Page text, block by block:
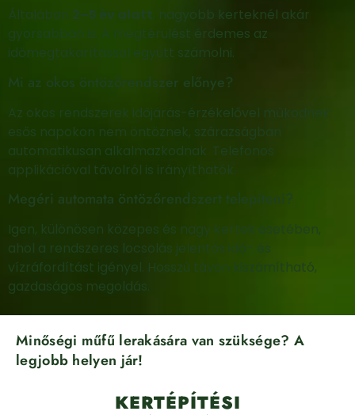
Általában 2–5 év alatt, nagyobb kerteknél akár
gyorsabban is. A megtérülést érdemes az
időmegtakarítással együtt számolni.
Mi az okos öntözőrendszer előnye?
Az okos rendszerek időjárás-érzékelővel működnek:
esős napokon nem öntöznek, szárazságban
automatikusan alkalmazkodnak. Telefonos
applikációval távolról is irányíthatók.
Megéri automata öntözőrendszert telepíteni?
Igen, különösen közepes és nagy kertek esetében,
ahol a rendszeres locsolás jelentős idő- és
vízráfordítást igényel. Hosszú távon kiszámítható,
gazdaságos megoldás.
Minőségi műfű lerakására van szüksége? A
legjobb helyen jár!
KERTÉPÍTÉSI